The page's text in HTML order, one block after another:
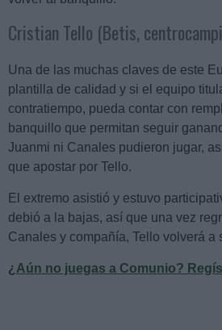
Cristian Tello (Betis,
Una de las muchas claves de este
plantilla de calidad y si el equipo
contratiempo, pueda contar con
banquillo que permitan seguir
Juanmi ni Canales pudieron jugar,
que apostar por Tello.
El extremo asistió y estuvo
debió a la bajas, así que una vez
Canales y compañía, Tello volverá a
¿Aún no juegas a Comunio?